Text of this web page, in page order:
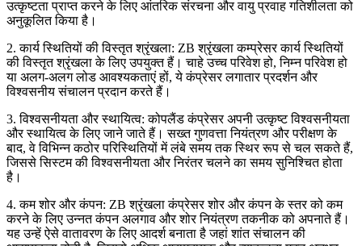
उत्कृष्टता प्राप्त करने के लिए आंतरिक संरचना और वायु प्रवाह गतिशीलता को
अनुकूलित किया है।
2. कार्य स्थितियों की विस्तृत श्रृंखला: ZB श्रृंखला कम्प्रेसर कार्य स्थितियों
की विस्तृत श्रृंखला के लिए उपयुक्त हैं। चाहे उच्च परिवेश हो, निम्न परिवेश हो
या अलग-अलग लोड आवश्यकताएं हों, ये कंप्रेसर लगातार प्रदर्शन और
विश्वसनीय संचालन प्रदान करते हैं।
3. विश्वसनीयता और स्थायित्व: कोपलैंड कंप्रेसर अपनी उत्कृष्ट विश्वसनीयता
और स्थायित्व के लिए जाने जाते हैं। सख्त गुणवत्ता नियंत्रण और परीक्षण के
बाद, वे विभिन्न कठोर परिस्थितियों में लंबे समय तक स्थिर रूप से चल सकते हैं,
जिससे सिस्टम की विश्वसनीयता और निरंतर चलने का समय सुनिश्चित होता
है।
4. कम शोर और कंपन: ZB श्रृंखला कंप्रेसर शोर और कंपन के स्तर को कम
करने के लिए उन्नत कंपन अलगाव और शोर नियंत्रण तकनीक को अपनाते हैं।
यह उन्हें ऐसे वातावरण के लिए आदर्श बनाता है जहां शांत संचालन की